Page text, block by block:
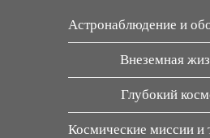
Астронаблюдение и
Внеземная
Глубокий
Космические миссии и